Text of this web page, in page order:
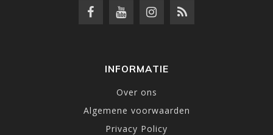
INFORMATIE
Over ons
Algemene voorwaarden
Privacy Policy